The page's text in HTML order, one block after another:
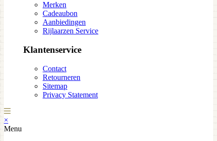
Merken
Cadeaubon
Aanbiedingen
Rijlaarzen Service
Klantenservice
Contact
Retourneren
Sitemap
Privacy Statement
×
Menu